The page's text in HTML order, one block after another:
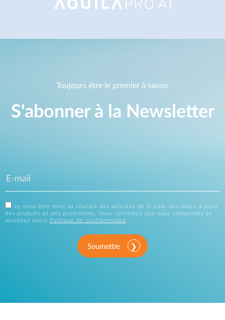
Toujours être le premier à savoir
S'abonner à la Newsletter
Je veux être tenu au courant des activités de D-Link, des mises à jours
des produits et des promotions. Vous confirmez que vous comprenez et
acceptez notre
Politique de confidentialité.
Soumettre